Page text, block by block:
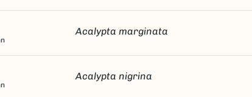
Acalypta marginata
Acalypta nigrina